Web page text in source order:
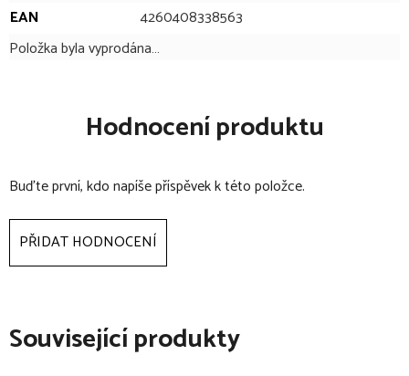
EAN
4260408338563
Položka byla vyprodána…
Hodnocení produktu
Buďte první, kdo napíše příspěvek k této položce.
PŘIDAT HODNOCENÍ
Související produkty